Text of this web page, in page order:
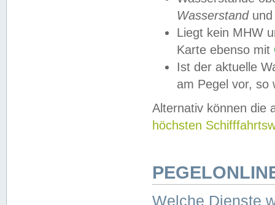
Wasserstandund
Liegt kein MHW
Karte ebenso mit
Ist der aktuelle
am Pegel vor,
Alternativ können die
höchsten
Welche Dienste